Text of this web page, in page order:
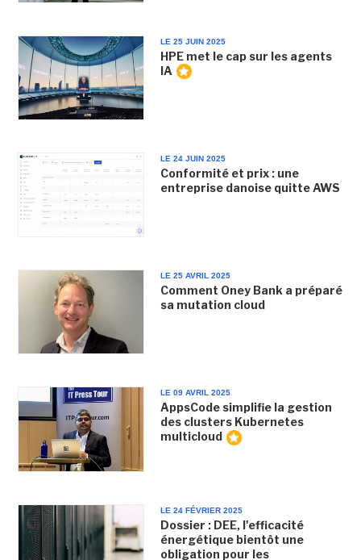
LE 25 JUIN 2025
HPE met le cap sur les agents
IA
LE 24 JUIN 2025
Conformité et prix : une
entreprise danoise quitte AWS
LE 25 AVRIL 2025
Comment Oney Bank a préparé
sa mutation cloud
LE 09 AVRIL 2025
AppsCode simplifie la gestion
des clusters Kubernetes
multicloud
LE 24 FÉVRIER 2025
Dossier : DEE, l'efficacité
énergétique bientôt une
obligation pour les